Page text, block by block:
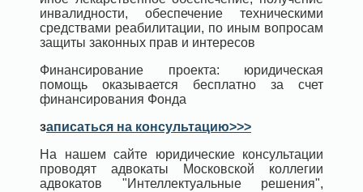
инвалидности, обеспечение техническими
средствами реабилитации, по иным вопросам
защиты законных прав и интересов
Финансирование проекта: юридическая
помощь оказывается бесплатно за счет
финансирования Фонда
записаться на консультацию>>>
На нашем сайте юридические консультации
проводят адвокаты Московской коллегии
адвокатов "Интеллектуальные решения",